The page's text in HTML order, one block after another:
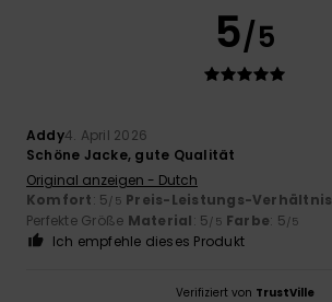
5/5
Addy4. April 2026
Schöne Jacke, gute Qualität
Original anzeigen - Dutch
Komfort: 5/5 Preis-Leistungs-Verhältnis
Perfekte Größe Material: 5/5 Farbe: 5/5
Ich empfehle dieses Produkt
Verifiziert von TrustVille